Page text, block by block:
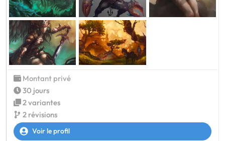
Montant privé
30 jours
2 variantes
2 révisions
Voir le profil